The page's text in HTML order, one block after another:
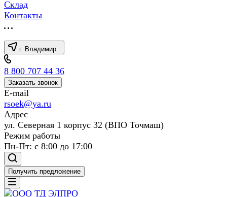
Склад
Контакты
г. Владимир
8 800 707 44 36
Заказать звонок
E-mail
rsoek@ya.ru
Адрес
ул. Северная 1 корпус 32 (ВПО Точмаш)
Режим работы
Пн-Пт: с 8:00 до 17:00
Получить предложение